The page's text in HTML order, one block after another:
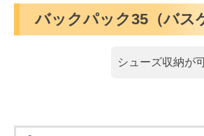
バックパック35（バス
シューズ収納が